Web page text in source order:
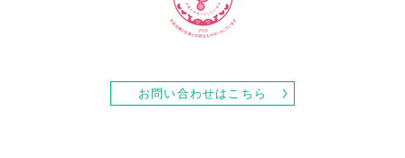
お問い合わせはこちら